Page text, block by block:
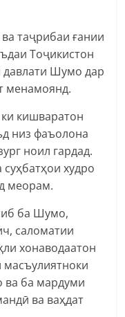
таҷрибаи ғании
Тоҷикистон
давлати Шумо дар
менамоянд.
кишваратон
низ фаъолона
ноил гардад.
худро
меорам.
ба Шумо,
саломатии
хонаводаатон
масъулиятноки
ва ба мардуми
ва ваҳдат